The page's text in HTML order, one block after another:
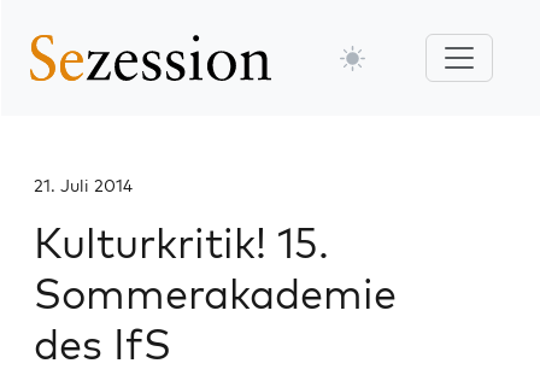
21. Juli 2014
Kulturkritik! 15.
Sommerakademie
des IfS